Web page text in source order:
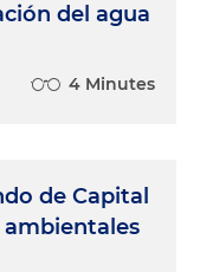
del agua
4 Minutes
de Capital